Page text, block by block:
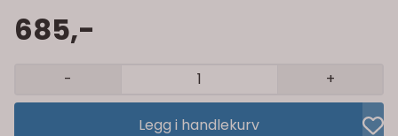
685,-
- +
Legg i handlekurv